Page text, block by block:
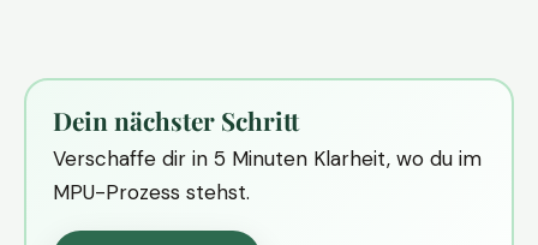
Dein nächster Schritt
Verschaffe dir in 5 Minuten Klarheit, wo du im
MPU-Prozess stehst.